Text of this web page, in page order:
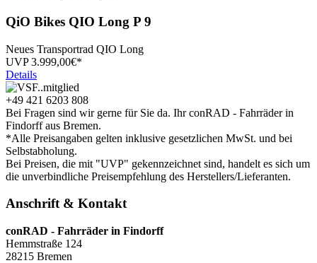
QiO Bikes QIO Long P 9
Neues Transportrad QIO Long
UVP3.999,00€*
Details
+49 421 6203 808
Bei Fragen sind wir gerne für Sie da. Ihr conRAD - Fahrräder in
Findorff aus Bremen.
*Alle Preisangaben gelten inklusive gesetzlichen MwSt. und bei
Selbstabholung.
Bei Preisen, die mit "UVP" gekennzeichnet sind, handelt es sich um
die unverbindliche Preisempfehlung des Herstellers/Lieferanten.
Anschrift & Kontakt
conRAD - Fahrräder in Findorff
Hemmstraße 124
28215 Bremen